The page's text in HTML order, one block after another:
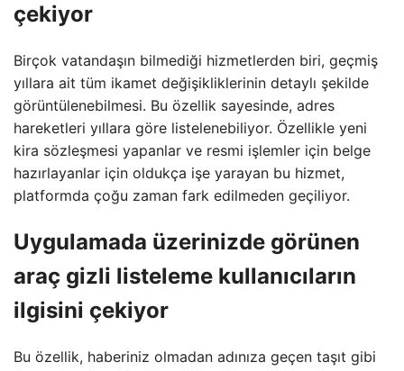
çekiyor
Birçok vatandaşın bilmediği hizmetlerden biri, geçmiş
yıllara ait tüm ikamet değişikliklerinin detaylı şekilde
görüntülenebilmesi. Bu özellik sayesinde, adres
hareketleri yıllara göre listelenebiliyor. Özellikle yeni
kira sözleşmesi yapanlar ve resmi işlemler için belge
hazırlayanlar için oldukça işe yarayan bu hizmet,
platformda çoğu zaman fark edilmeden geçiliyor.
Uygulamada üzerinizde görünen
araç gizli listeleme kullanıcıların
ilgisini çekiyor
Bu özellik, haberiniz olmadan adınıza geçen taşıt gibi